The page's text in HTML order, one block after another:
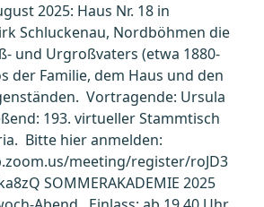
2025: Haus Nr. 18 in
Schluckenau, Nordböhmen die
und Urgroßvaters (etwa 1880-
der Familie, dem Haus und den
Vortragende: Ursula
193. virtueller Stammtisch
Bitte hier anmelden:
meeting/register/roJD3
SOMMERAKADEMIE 2025